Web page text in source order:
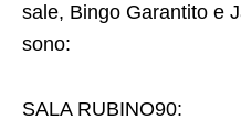
sale, Bingo Garantito e
sono:
SALA RUBINO90: